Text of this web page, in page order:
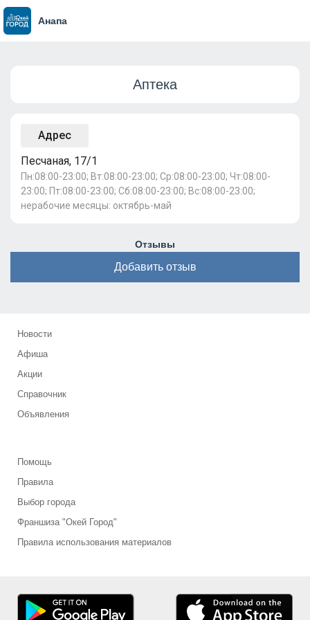
Анапа
Аптека
Адрес
Песчаная, 17/1
Пн:08:00-23:00; Вт:08:00-23:00; Ср:08:00-23:00; Чт:08:00-
23:00; Пт:08:00-23:00; Сб:08:00-23:00; Вс:08:00-23:00;
нерабочие месяцы: октябрь-май
Отзывы
Добавить отзыв
Новости
Афиша
Акции
Справочник
Объявления
Помощь
Правила
Выбор города
Франшиза "Окей Город"
Правила использования материалов